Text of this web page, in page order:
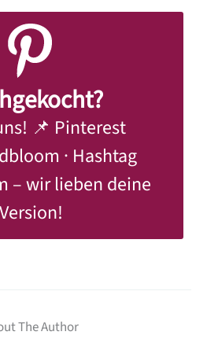
📌 Pinterest
· Hashtag
– wir lieben deine
Version!
The Author